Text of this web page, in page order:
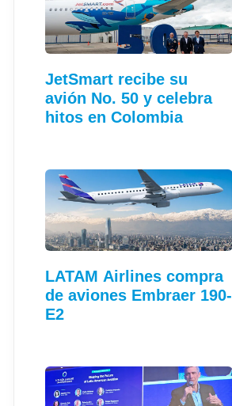
JetSmart recibe su
avión No. 50 y celebra
hitos en Colombia
LATAM Airlines compra
de aviones Embraer 190-
E2